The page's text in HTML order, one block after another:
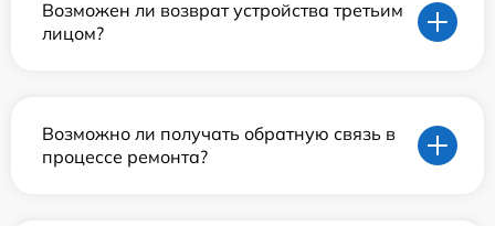
Возможен ли возврат устройства третьим
лицом?
Возможно ли получать обратную связь в
процессе ремонта?